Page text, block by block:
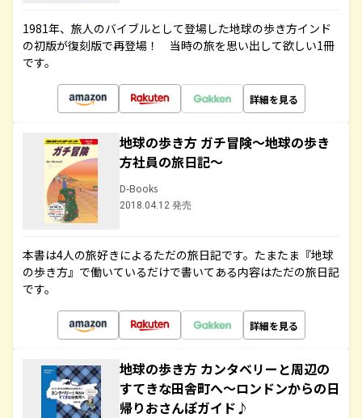
1981年、旅人のバイブルとして登場した地球の歩き方インド
の初版が復刻版で再登場！ 当時の旅を思い出して欲しい1冊
です。
詳細を見る
地球の歩き方 ガチ冒険～地球の歩き
方社員の旅日記～
D-Books
2018.04.12 発売
本書は4人の旅好きによるただの旅日記です。たまたま『地球
の歩き方』で働いているだけで書いてある内容はただの旅日記
です。
詳細を見る
地球の歩き方 カンタベリーと周辺の
すてきな田舎町へ～ロンドンからの日
帰りおさんぽガイド♪